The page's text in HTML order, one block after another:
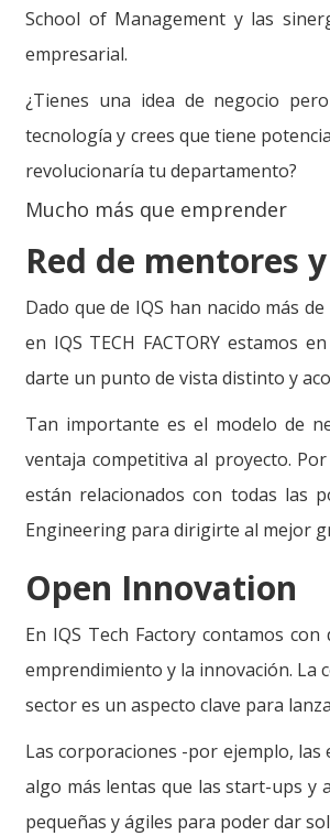
School of Management y las
empresarial.
¿Tienes una idea de negocio
tecnología y crees que tiene
revolucionaría tu departamento?
Mucho más que emprender
Red de mentores
Dado que de IQS han nacido más
en IQS TECH FACTORY estamos
darte un punto de vista distinto y
Tan importante es el modelo de
ventaja competitiva al proyecto.
están relacionados con todas las
Engineering para dirigirte al mejor
Open Innovation
En IQS Tech Factory contamos
emprendimiento y la innovación. La
sector es un aspecto clave para
Las corporaciones -por ejemplo, las
algo más lentas que las start-ups y
pequeñas y ágiles para poder dar